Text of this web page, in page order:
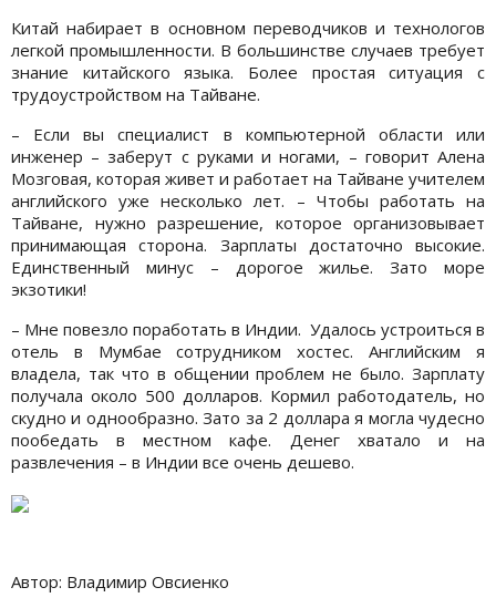
Китай набирает в основном переводчиков и технологов
легкой промышленности. В большинстве случаев требует
знание китайского языка. Более простая ситуация с
трудоустройством на Тайване.
– Если вы специалист в компьютерной области или
инженер – заберут с руками и ногами, – говорит Алена
Мозговая, которая живет и работает на Тайване учителем
английского уже несколько лет. – Чтобы работать на
Тайване, нужно разрешение, которое организовывает
принимающая сторона. Зарплаты достаточно высокие.
Единственный минус – дорогое жилье. Зато море
экзотики!
– Мне повезло поработать в Индии. Удалось устроиться в
отель в Мумбае сотрудником хостес. Английским я
владела, так что в общении проблем не было. Зарплату
получала около 500 долларов. Кормил работодатель, но
скудно и однообразно. Зато за 2 доллара я могла чудесно
пообедать в местном кафе. Денег хватало и на
развлечения – в Индии все очень дешево.
Автор: Владимир Овсиенко